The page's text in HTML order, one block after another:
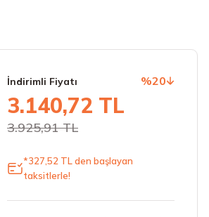
İndirimli Fiyatı %20
3.140,72 TL
3.925,91 TL
*327,52 TL den başlayan
taksitlerle!